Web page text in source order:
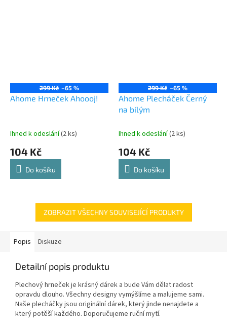
299 Kč –65 %
Ahome Hrneček Ahoooj!
Ihned k odeslání(2 ks)
104 Kč
Do košíku
299 Kč –65 %
Ahome Plecháček Černý
na bílým
Ihned k odeslání(2 ks)
104 Kč
Do košíku
ZOBRAZIT VŠECHNY SOUVISEJÍCÍ PRODUKTY
Popis Diskuze
Detailní popis produktu
Plechový hrneček je krásný dárek a bude Vám dělat radost
opravdu dlouho. Všechny designy vymýšlíme a malujeme sami.
Naše plecháčky jsou originální dárek, který jinde nenajdete a
který potěší každého. Doporučujeme ruční mytí.